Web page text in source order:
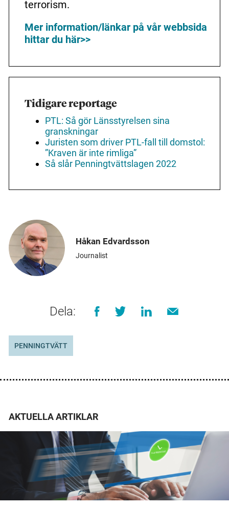
terrorism.
Mer information/länkar på vår webbsida
hittar du här>>
Tidigare reportage
PTL: Så gör Länsstyrelsen sina
granskningar
Juristen som driver PTL-fall till domstol:
”Kraven är inte rimliga”
Så slår Penningtvättslagen 2022
Håkan Edvardsson
Journalist
Dela:
PENNINGTVÄTT
AKTUELLA ARTIKLAR